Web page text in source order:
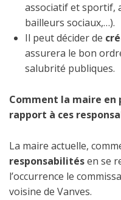
associatif et sportif,
bailleurs sociaux,…).
Il peut décider de
assurera le bon
salubrité publiques.
Comment la maire en
rapport à ces
La maire actuelle,
responsabilitésen se
l’occurrence le
voisine de Vanves.